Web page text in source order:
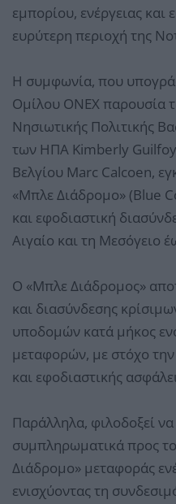
εμπορίου, ενέργειας και
ευρύτερη περιοχή της
Η συμφωνία, που
Ομίλου ONEX παρουσία
Νησιωτικής Πολιτικής
των ΗΠΑ Kimberly
Βελγίου Marc Calcoen,
«Μπλε Διάδρομο» (Blue
και εφοδιαστική
Αιγαίο και τη Μεσόγειο
Ο «Μπλε Διάδρομος»
και διασύνδεσης
υποδομών κατά μήκος
μεταφορών, με στόχο την
και εφοδιαστικής
Παράλληλα, φιλοδοξεί να
συμπληρωματικά προς
Διάδρομο» μεταφοράς
ενισχύοντας τη